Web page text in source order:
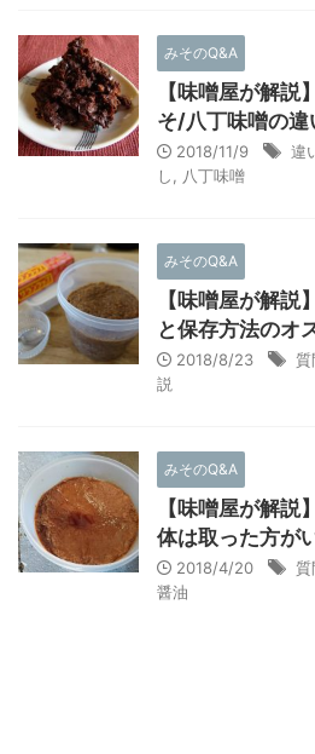
みそのQ&A
【味噌屋が解
そ/八丁味噌の違
2018/11/9 違
し
八丁味噌
みそのQ&A
【味噌屋が解説
と保存方法のオ
2018/8/23 質
説
みそのQ&A
【味噌屋が解説
体は取った方が
2018/4/20 質
醤油